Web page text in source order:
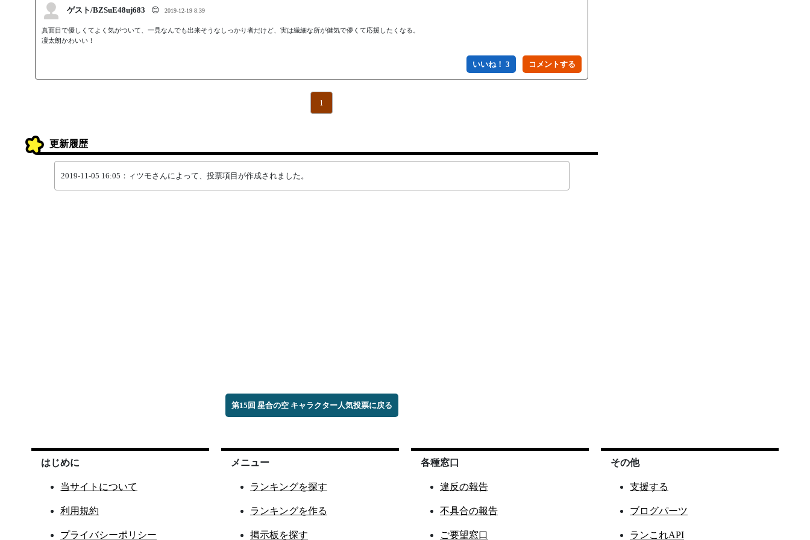
ゲスト/BZSuE48uj683 😊 2019-12-19 8:39
真面目で優しくてよく気がついて、一見なんでも出来そうなしっかり者だけど、実は繊細な所が健気で儚くて応援したくなる。
凜太朗かわいい！
いいね！ 3
1
更新履歴
2019-11-05 16:05：ィツモさんによって、投票項目が作成されました。
第15回 星合の空 キャラクター人気投票に戻る
はじめに
当サイトについて
利用規約
プライバシーポリシー
メニュー
ランキングを探す
ランキングを作る
掲示板を探す
各種窓口
違反の報告
不具合の報告
ご要望窓口
その他
支援する
ブログパーツ
ランこれAPI